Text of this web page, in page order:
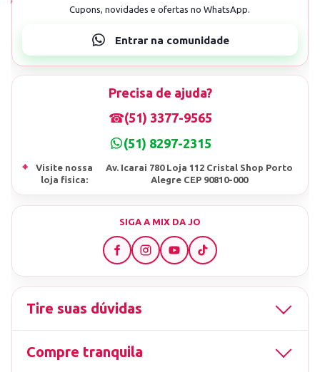
Precisa de ajuda?
☎(51) 3377-9565
(51) 8297-2315
⌖
Visite nossa
loja fisica:
Av. Icarai 780 Loja 112 Cristal Shop Porto
Alegre CEP 90810-000
SIGA A MIX DA JO
Tire suas dúvidas
Compre tranquila